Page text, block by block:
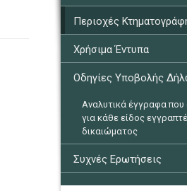
Περιοχές
Χρήσιμα Έντυπα
Οδηγίες Υποβολής
Αναλυτικά έγγραφα που
για κάθε είδος
δικαιώματος
Συχνές Ερωτήσεις